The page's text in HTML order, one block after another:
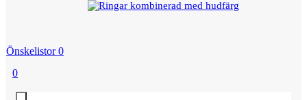
Önskelistor 0
0